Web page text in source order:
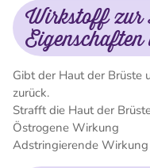
Wirkstoff zur
Gibt der Haut der Brüste
zurück.
Strafft die Haut der
Östrogene Wirkung
Adstringierende Wirkung